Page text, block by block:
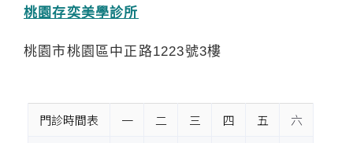
桃園存奕美學診所
桃園市桃園區中正路1223號3樓
門診時間表 一 二 三 四 五 六